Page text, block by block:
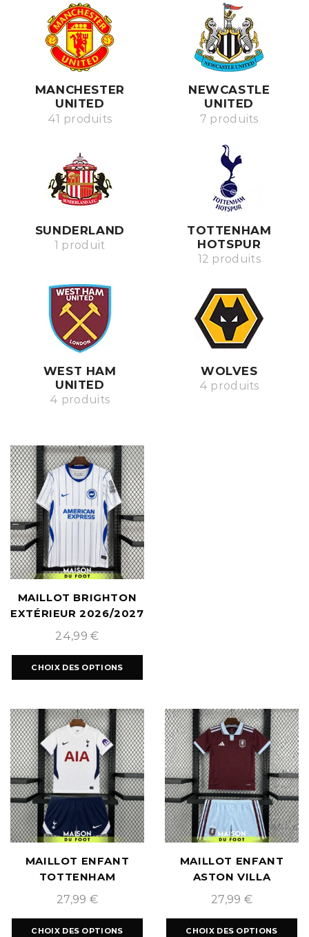
MANCHESTER
UNITED
41 produits
NEWCASTLE
UNITED
7 produits
SUNDERLAND
1 produit
TOTTENHAM
HOTSPUR
12 produits
WEST HAM
UNITED
4 produits
WOLVES
4 produits
MAILLOT BRIGHTON
EXTÉRIEUR 2026/2027
24,99€
CHOIX DES OPTIONS
MAILLOT ENFANT
TOTTENHAM
HOTSPUR DOMICILE
27,99 €
CHOIX DES OPTIONS
MAILLOT ENFANT
ASTON VILLA
DOMICILE 2026/2027
27,99 €
CHOIX DES OPTIONS